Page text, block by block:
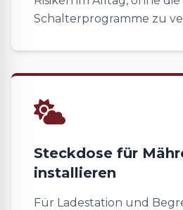
Schalterprogramme zu
Steckdose für
installieren
Für Ladestation und